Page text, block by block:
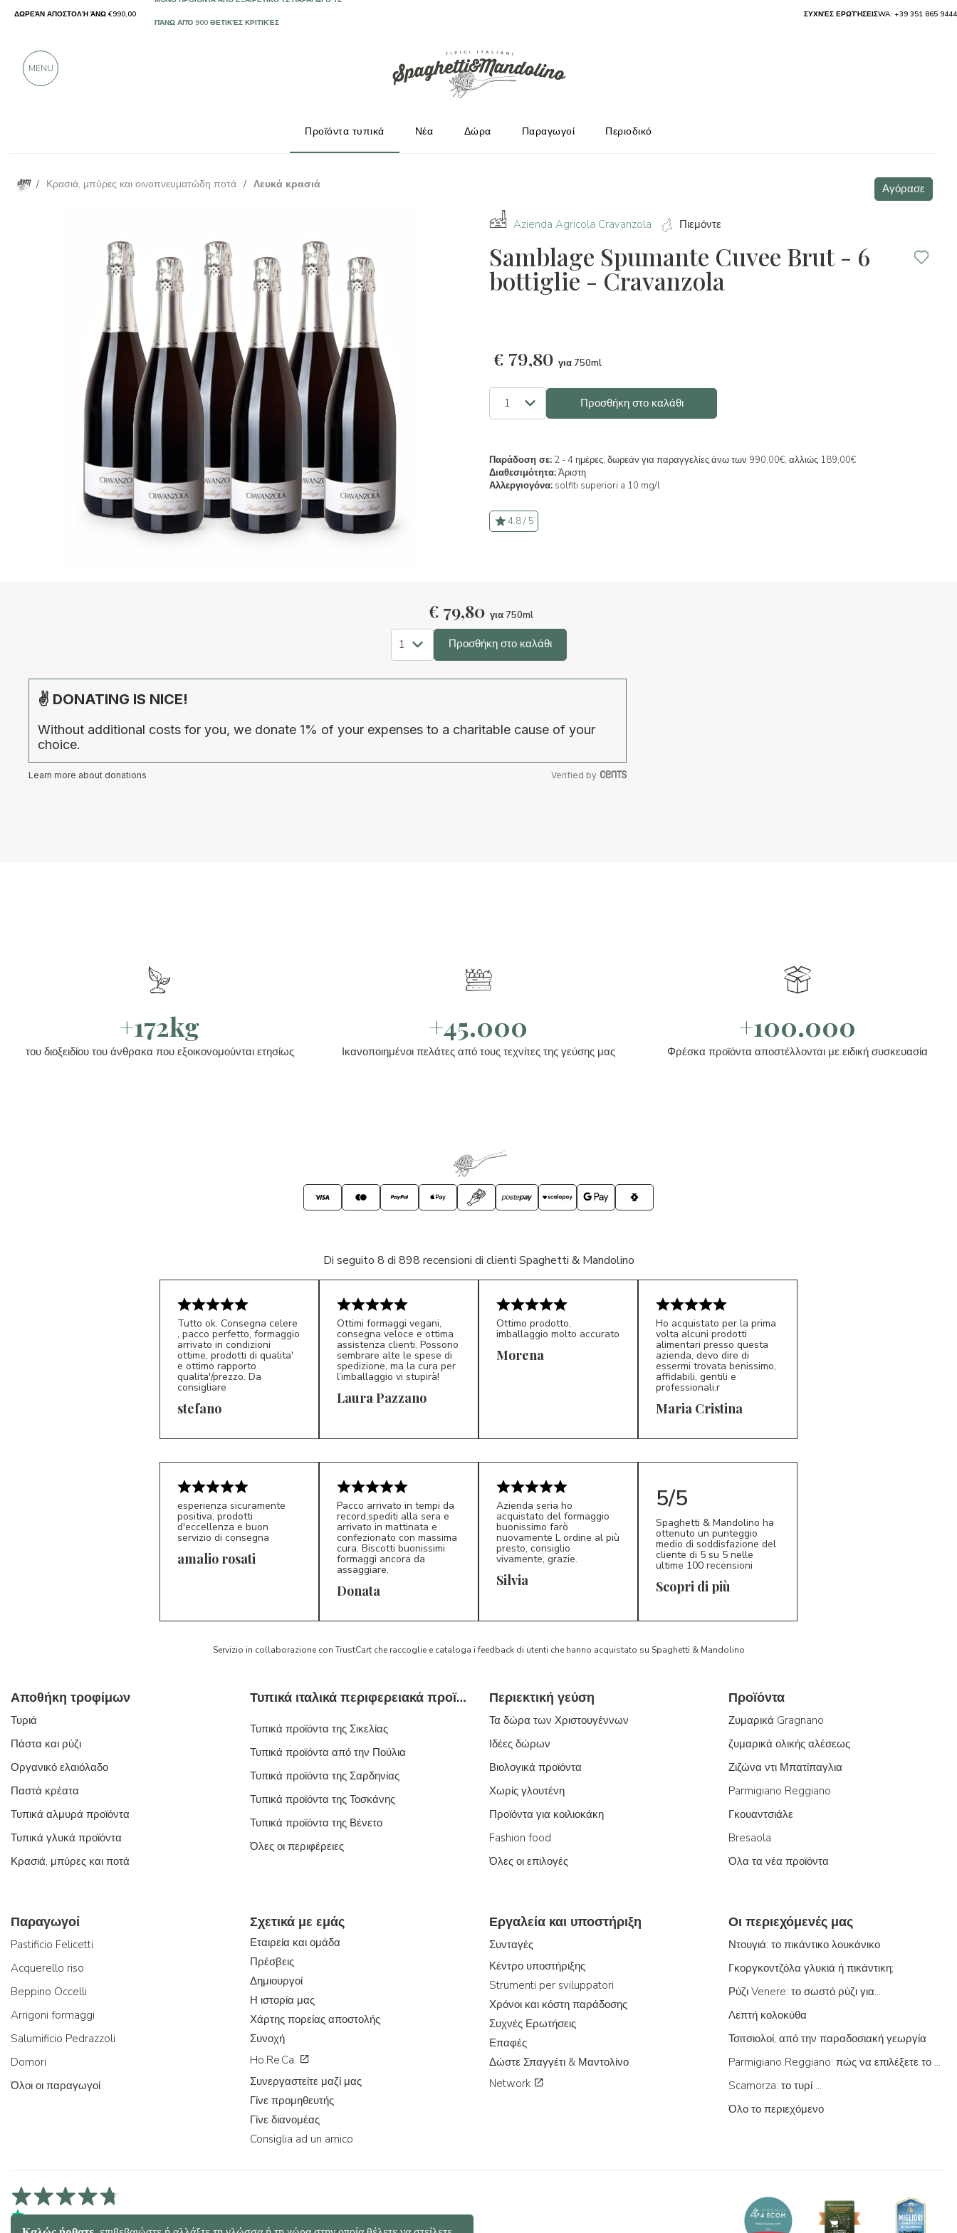
/ Κρασιά, μπύρες και οινοπνευματώδη ποτά / Λευκά κρασιά Αγόρασε
Azienda Agricola Cravanzola Πιεμόντε
Samblage Spumante Cuvee Brut - 6
bottiglie - Cravanzola
€ 79,80 για 750ml
Προσθήκη στο καλάθι
Παράδοση σε: 2 - 4 ημέρες, δωρεάν για παραγγελίες άνω των 990,00€, αλλιώς 189,00€
Διαθεσιμότητα:Άριστη
Αλλεργιογόνα: solfiti superiori a 10 mg/l
4.8 / 5
€ 79,80 για 750ml
Προσθήκη στο καλάθι
✌ DONATING IS NICE!
Without additional costs for you, we donate 1% of your expenses to a charitable cause of your
choice.
Learn more about donations Verified by
+172kg
του διοξειδίου του άνθρακα που εξοικονομούνται ετησίως
+45.000
Ικανοποιημένοι πελάτες από τους τεχνίτες της γεύσης μας
+100.000
Φρέσκα προϊόντα αποστέλλονται με ειδική συσκευασία
Di seguito 8 di 898 recensioni di clienti Spaghetti & Mandolino
S*
Tutto ok. Consegna celere
, pacco perfetto, formaggio
arrivato in condizioni
ottime, prodotti di qualita'
e ottimo rapporto
qualita'/prezzo. Da
consigliare
stefano LP 5/5
Ottimi formaggi vegani,
consegna veloce e ottima
assistenza clienti. Possono
sembrare alte le spese di
spedizione, ma la cura per
l’imballaggio vi stupirà!
Laura Pazzano
Ottimo prodotto,
imballaggio molto accurato
Morena
MC 5/5
Ho acquistato per la prima
volta alcuni prodotti
alimentari presso questa
azienda, devo dire di
essermi trovata benissimo,
affidabili, gentili e
professionali.r
Maria Cristina
esperienza sicuramente
positiva, prodotti
d'eccellenza e buon
servizio di consegna
amalio rosati
D*
Pacco arrivato in tempi da
record,spediti alla sera e
arrivato in mattinata e
confezionato con massima
cura. Biscotti buonissimi
formaggi ancora da
assaggiare.
Donata S*
Azienda seria ho
acquistato del formaggio
buonissimo farò
nuovamente L ordine al più
presto, consiglio
vivamente, grazie.
Silvia
5/5
Spaghetti & Mandolino ha
ottenuto un punteggio
medio di soddisfazione del
cliente di 5 su 5 nelle
ultime 100 recensioni
Scopri di più
Servizio in collaborazione con TrustCart che raccoglie e cataloga i feedback di utenti che hanno acquistato su Spaghetti & Mandolino
Αποθήκη τροφίμων
Τυριά
Πάστα και ρύζι
Οργανικό ελαιόλαδο
Παστά κρέατα
Τυπικά αλμυρά προϊόντα
Τυπικά γλυκά προϊόντα
Κρασιά, μπύρες και ποτά
Τυπικά ιταλικά περιφερειακά προϊόντα
Τυπικά προϊόντα της Σικελίας
Τυπικά προϊόντα από την Πούλια
Τυπικά προϊόντα της Σαρδηνίας
Τυπικά προϊόντα της Τοσκάνης
Τυπικά προϊόντα της Βένετο
Όλες οι περιφέρειες
Περιεκτική γεύση
Τα δώρα των Χριστουγέννων
Ιδέες δώρων
Βιολογικά προϊόντα
Χωρίς γλουτένη
Προϊόντα για κοιλιοκάκη
Fashion food
Όλες οι επιλογές
Προϊόντα
Ζυμαρικά Gragnano
ζυμαρικά ολικής αλέσεως
Ζιζώνα ντι Μπατίπαγλια
Parmigiano Reggiano
Γκουαντσιάλε
Bresaola
Όλα τα νέα προϊόντα
Παραγωγοί
Pastificio Felicetti
Acquerello riso
Beppino Occelli
Arrigoni formaggi
Salumificio Pedrazzoli
Domori
Όλοι οι παραγωγοί
Σχετικά με εμάς
Εταιρεία και ομάδα
Πρέσβεις
Δημιουργοί
Η ιστορία μας
Χάρτης πορείας αποστολής
Συνοχή
Ho.Re.Ca.
Συνεργαστείτε μαζί μας
Γίνε προμηθευτής
Γίνε διανομέας
Consiglia ad un amico
Εργαλεία και υποστήριξη
Συνταγές
Κέντρο υποστήριξης
Strumenti per sviluppatori
Χρόνοι και κόστη παράδοσης
Συχνές Ερωτήσεις
Επαφές
Δώστε Σπαγγέτι & Μαντολίνο
Network
Οι περιεχόμενές μας
Ντουγιά: το πικάντικο λουκάνικο
Γκοργκοντζόλα γλυκιά ή πικάντικη;
Ρύζι Venere: το σωστό ρύζι για...
Λεπτή κολοκύθα
Τσιτσιολοί, από την παραδοσιακή γεωργία
Parmigiano Reggiano: πώς να επιλέξετε το σωστό
Scamorza: το τυρί ...
Όλο το περιεχόμενο
4,7/5 στα Trustpilot
ΔΩΡΕΆΝ ΑΠΟΣΤΟΛΉ ΆΝΩ €990,00 ΣΥΧΝΈΣ ΕΡΩΤΉΣΕΙΣWA: +39 351 865 9444
MENU
Προϊόντα τυπικά Νέα Δώρα Παραγωγοί Περιοδικό